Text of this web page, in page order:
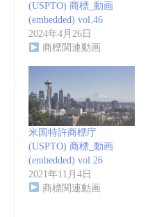
(USPTO) 商標_動画
(embedded) vol.46
2024年4月26日
商標関連動画
米国特許商標庁
(USPTO) 商標_動画
(embedded) vol.26
2021年11月4日
商標関連動画